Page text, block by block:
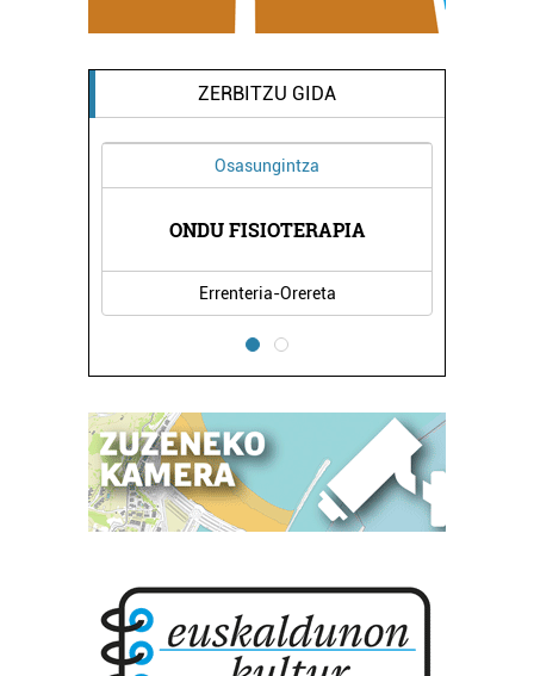
ZERBITZU GIDA
Osasungintza
ONDU FISIOTERAPIA
Errenteria-Orereta